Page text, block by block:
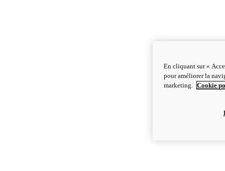
En cliquant sur «
pour améliorer la
marketing.
Cookie